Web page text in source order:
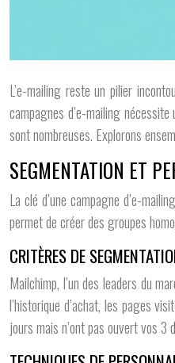
L’e-mailing reste un pilier
campagnes d’e-mailing
sont nombreuses. Explorons
SEGMENTATION ET
La clé d’une campagne d’e-
permet de créer des groupes
CRITÈRES DE
Mailchimp, l’un des leaders du
l’historique d’achat, les pages
jours mais n’ont pas ouvert vos